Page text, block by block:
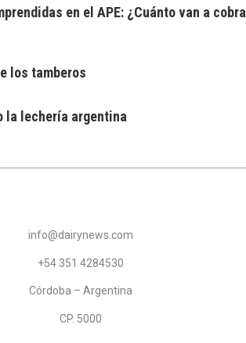
en el APE: ¿Cuánto van a
los tamberos
la lechería argentina
info@dairynews.com
+54 351 4284530
Córdoba – Argentina
CP. 5000